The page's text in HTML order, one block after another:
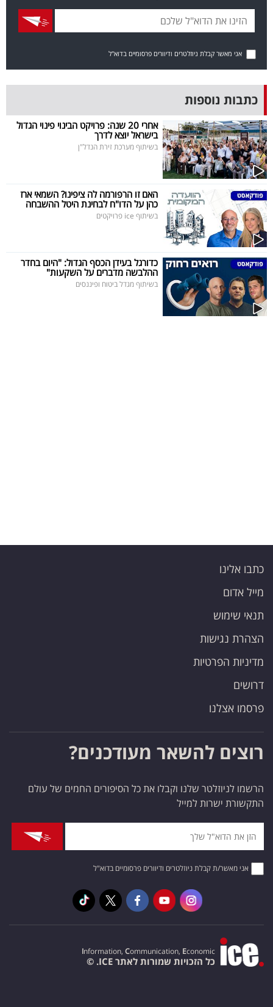
דרושים
מייל
אדום
פרסמו
באייס
עקבו
אחרינו:
אני מאשר קבלת ניוזלטרים ודיוורים פרסומיים בדוא"ל
כתבות נוספות
אחרי 20 שנה: פרויקט הבינוי פינוי הגדול
בישראל יוצא לדרך
בשיתוף מערכת זירת הנדל"ן
האם זו הרפורמה לה ציפינו? השמאי ארז
כהן על הדו"ח לבחינת היטל ההשבחה
בשיתוף ice פרויקטים
כדורגל בעידן הכסף הגדול: "היום בחדר
ההלבשה מדברים על השקעות"
בשיתוף מגדל ביטוח ופיננסים
כתבו אלינו
מייל אדום
תנאי שימוש
הצהרת נגישות
מדיניות הפרטיות
דרושים
פרסמו אצלנו
רוצים להשאר מעודכנים?
הרשמו לניוזלטר שלנו וקבלו את כל הסיפורים החמים של עולם
התקשורת ישרות למייל
אני מאשר/ת קבלת ניוזלטרים ודיוורים פרסומיים בדוא"ל
Information, Communication, Economic
כל הזכויות שמורות לאתר ICE. ©